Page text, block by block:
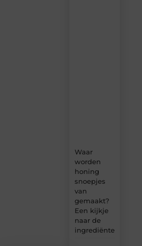
Waar
worden
honing
snoepjes
van
gemaakt?
Een kijkje
naar de
ingrediënten